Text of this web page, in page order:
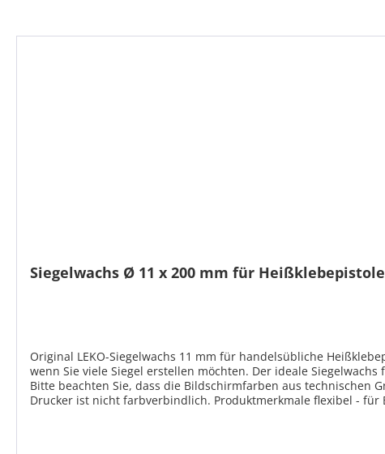
Siegelwachs Ø 11 x 200 mm für Heißklebepistole
Original LEKO-Siegelwachs 11 mm für handelsübliche
wenn Sie viele Siegel erstellen möchten. Der ideale
Bitte beachten Sie, dass die Bildschirmfarben aus technischen
Drucker ist nicht farbverbindlich. Produktmerkmale flexibel - für Briefversand geeignet hochglänzend nicht fettend nicht abfärbend 12 atraktive Farben Größe: Ø 11 x ca. 200 mm Gewicht: